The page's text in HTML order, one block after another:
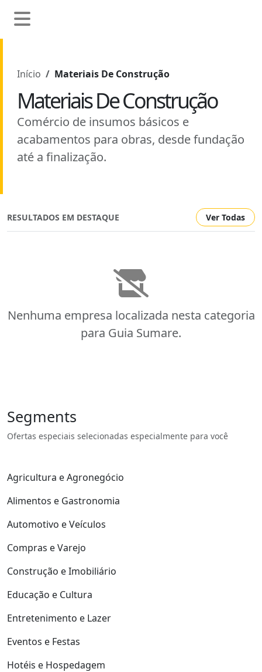
Início Materiais De Construção
Materiais De Construção
Comércio de insumos básicos e
acabamentos para obras, desde fundação
até a finalização.
RESULTADOS EM DESTAQUE Ver Todas
Nenhuma empresa localizada nesta categoria
para Guia Sumare.
Segments
Ofertas especiais selecionadas especialmente para você
Agricultura e Agronegócio
Alimentos e Gastronomia
Automotivo e Veículos
Compras e Varejo
Construção e Imobiliário
Educação e Cultura
Entretenimento e Lazer
Eventos e Festas
Hotéis e Hospedagem